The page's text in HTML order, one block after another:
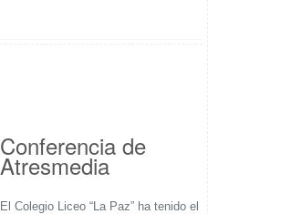
Conferencia de
Atresmedia
El Colegio Liceo “La Paz” ha tenido el